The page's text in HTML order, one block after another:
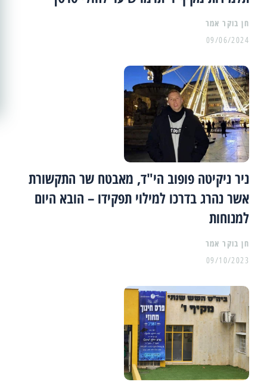
09/06/2024
ניר ניקיטה פופוב הי"ד, מאבטח שר התקשורת
אשר נהרג בדרכו למילוי תפקידו – הובא היום
למנוחות
09/10/2023